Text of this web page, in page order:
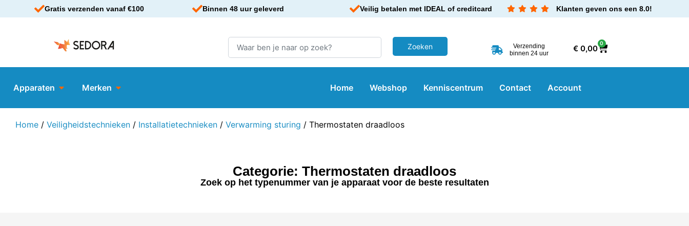
Gratis verzenden vanaf €100 Binnen 48 uur geleverd Veilig betalen met IDEAL of creditcard Klanten geven ons een 8.0!
Verzending
binnen 24 uur
€0,00
0
Apparaten Merken Home Webshop Kenniscentrum Contact Account
Home / Veiligheidstechnieken / Installatietechnieken / Verwarming sturing / Thermostaten draadloos
Categorie: Thermostaten draadloos
Zoek op het typenummer van je apparaat voor de beste resultaten